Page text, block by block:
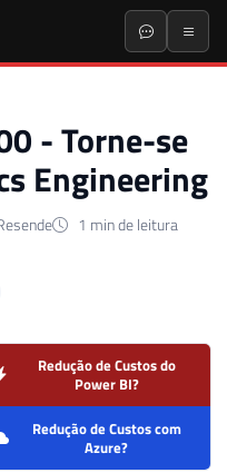
- Torne-se
Engineering
1 min de leitura
Redução de Custos do
Power BI?
Redução de Custos com
Azure?